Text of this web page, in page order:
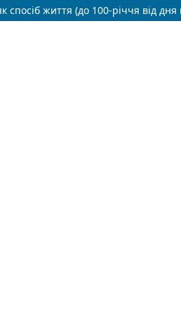
спосіб життя (до 100-річчя від